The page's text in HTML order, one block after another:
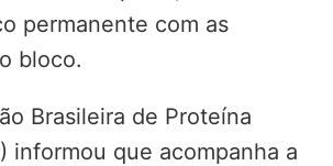
permanente com as
bloco.
Brasileira de Proteína
informou que acompanha a